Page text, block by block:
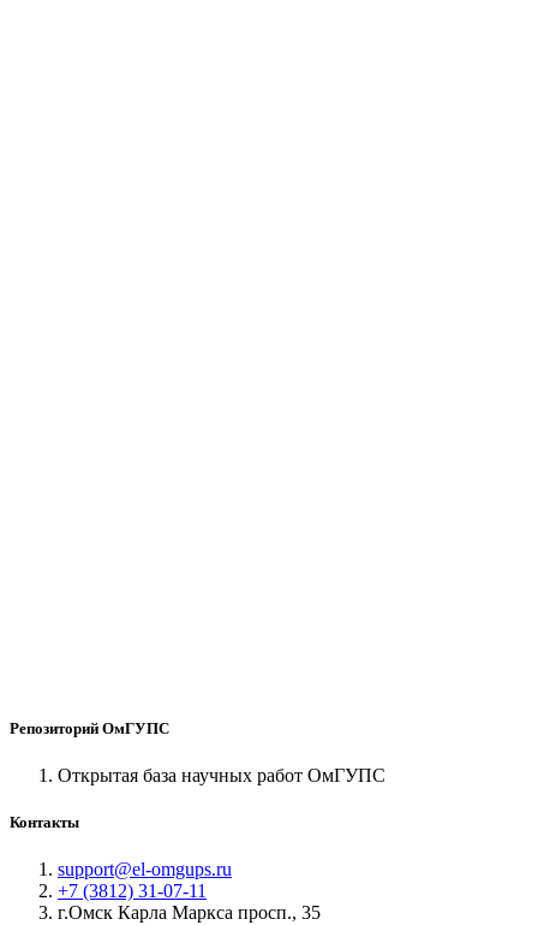
Репозиторий ОмГУПС
Открытая база научных работ ОмГУПС
Контакты
support@el-omgups.ru
+7 (3812) 31-07-11
г.Омск Карла Маркса просп., 35